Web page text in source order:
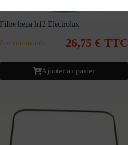
Filtre hepa h12 Electrolux
Sur commande 26,75 € TTC
Ajouter au panier